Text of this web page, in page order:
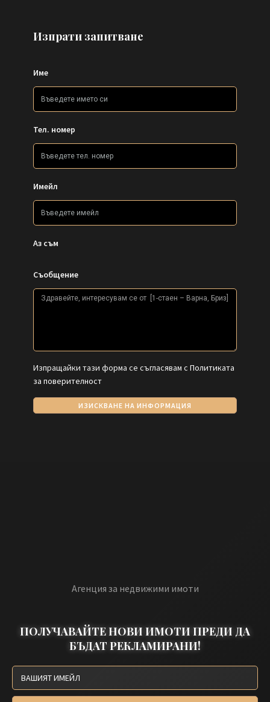
Изпрати запитване
Име
Тел. номер
Имейл
Аз съм
Съобщение
Изпращайки тази форма се съгласявам с Политиката
за поверителност
ИЗИСКВАНЕ НА ИНФОРМАЦИЯ
Агенция за недвижими имоти
ПОЛУЧАВАЙТЕ НОВИ ИМОТИ ПРЕДИ ДА
БЪДАТ РЕКЛАМИРАНИ!